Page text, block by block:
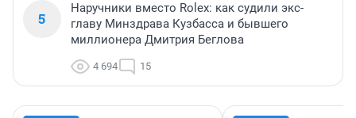
5
Наручники вместо Rolex: как судили экс-
главу Минздрава Кузбасса и бывшего
миллионера Дмитрия Беглова
4 694 15